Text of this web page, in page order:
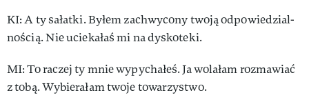
KI: A ty sa­łat­ki. By­łem za­chwy­co­ny two­ją od­po­wie­dzial­
no­ścią. Nie ucie­ka­łaś mi na dys­ko­te­ki.
MI: To ra­czej ty mnie wy­py­cha­łeś. Ja wo­la­łam rozmawiać
z to­bą. Wy­bie­ra­łam two­je to­wa­rzy­stwo.